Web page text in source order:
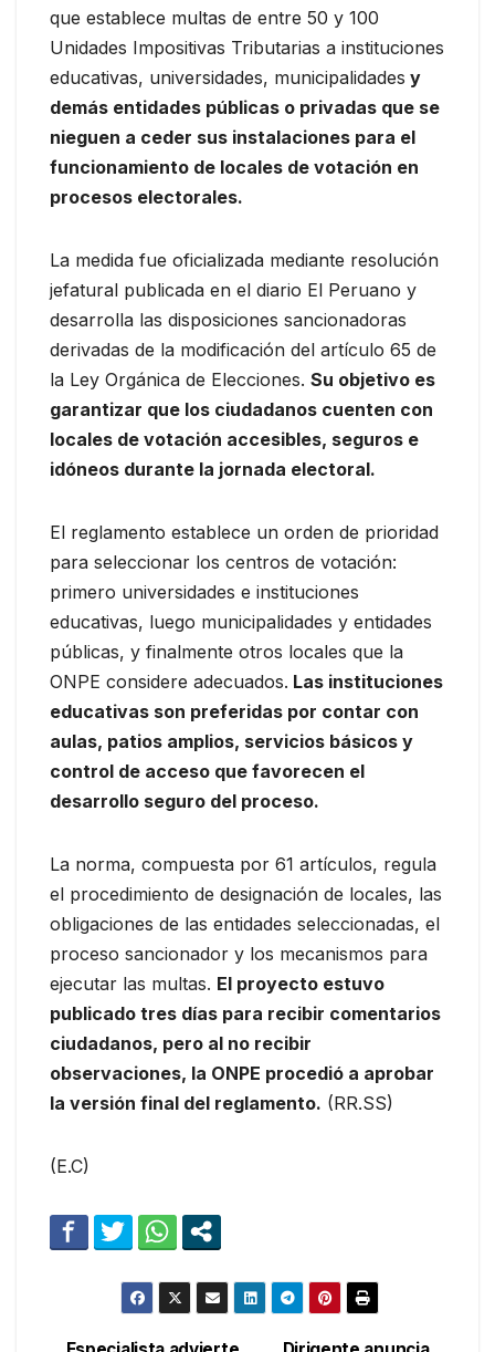
que establece multas de entre 50 y 100
Unidades Impositivas Tributarias a instituciones
educativas, universidades, municipalidades y
demás entidades públicas o privadas que se
nieguen a ceder sus instalaciones para el
funcionamiento de locales de votación en
procesos electorales.
La medida fue oficializada mediante resolución
jefatural publicada en el diario El Peruano y
desarrolla las disposiciones sancionadoras
derivadas de la modificación del artículo 65 de
la Ley Orgánica de Elecciones. Su objetivo es
garantizar que los ciudadanos cuenten con
locales de votación accesibles, seguros e
idóneos durante la jornada electoral.
El reglamento establece un orden de prioridad
para seleccionar los centros de votación:
primero universidades e instituciones
educativas, luego municipalidades y entidades
públicas, y finalmente otros locales que la
ONPE considere adecuados. Las instituciones
educativas son preferidas por contar con
aulas, patios amplios, servicios básicos y
control de acceso que favorecen el
desarrollo seguro del proceso.
La norma, compuesta por 61 artículos, regula
el procedimiento de designación de locales, las
obligaciones de las entidades seleccionadas, el
proceso sancionador y los mecanismos para
ejecutar las multas. El proyecto estuvo
publicado tres días para recibir comentarios
ciudadanos, pero al no recibir
observaciones, la ONPE procedió a aprobar
la versión final del reglamento. (RR.SS)
(E.C)